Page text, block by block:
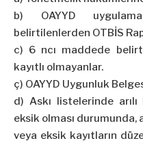
b) OAYYD
belirtilenlerden OTBİS
c) 6 ncı maddede
kayıtlı olmayanlar.
ç) OAYYD Uygunluk
d) Askı listelerinde
eksik olması durumunda,
veya eksik kayıtların